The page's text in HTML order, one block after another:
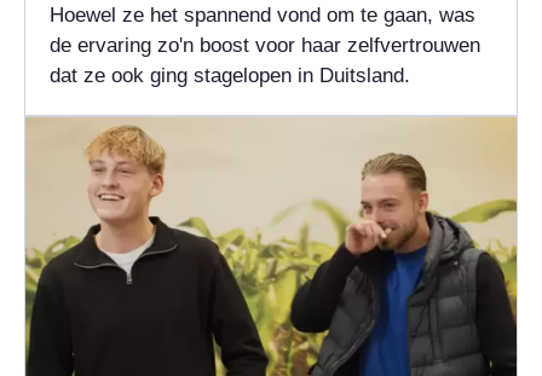
Hoewel ze het spannend vond om te gaan, was
de ervaring zo'n boost voor haar zelfvertrouwen
dat ze ook ging stagelopen in Duitsland.